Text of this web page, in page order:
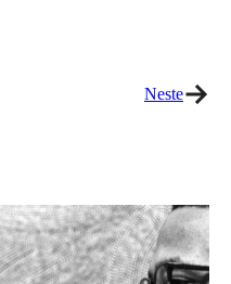
Neste